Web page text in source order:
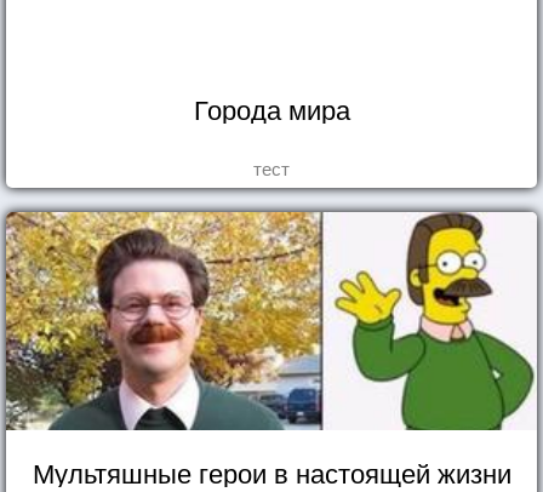
Города мира
тест
Мультяшные герои в настоящей жизни